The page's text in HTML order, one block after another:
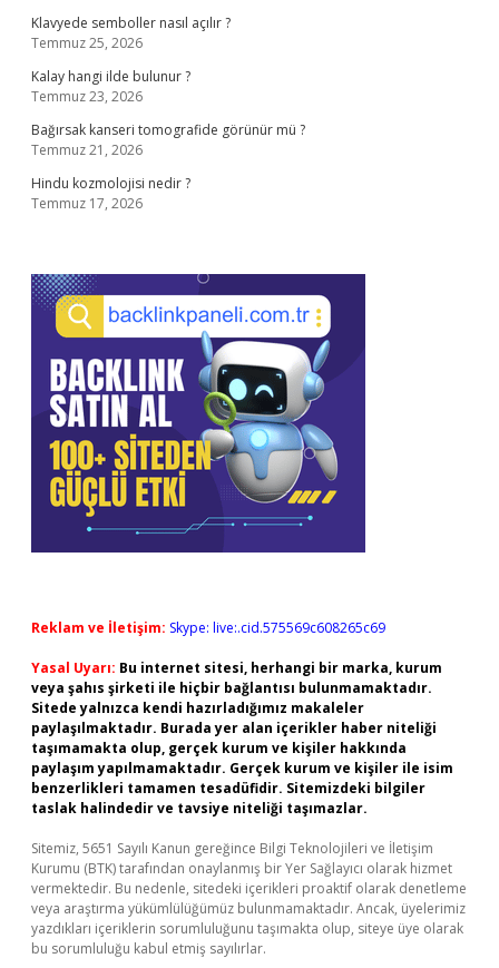
Klavyede semboller nasıl açılır ?
Temmuz 25, 2026
Kalay hangi ilde bulunur ?
Temmuz 23, 2026
Bağırsak kanseri tomografide görünür mü ?
Temmuz 21, 2026
Hindu kozmolojisi nedir ?
Temmuz 17, 2026
Reklam ve İletişim: Skype: live:.cid.575569c608265c69
Yasal Uyarı: Bu internet sitesi, herhangi bir marka, kurum
veya şahıs şirketi ile hiçbir bağlantısı bulunmamaktadır.
Sitede yalnızca kendi hazırladığımız makaleler
paylaşılmaktadır. Burada yer alan içerikler haber niteliği
taşımamakta olup, gerçek kurum ve kişiler hakkında
paylaşım yapılmamaktadır. Gerçek kurum ve kişiler ile isim
benzerlikleri tamamen tesadüfidir. Sitemizdeki bilgiler
taslak halindedir ve tavsiye niteliği taşımazlar.
Sitemiz, 5651 Sayılı Kanun gereğince Bilgi Teknolojileri ve İletişim
Kurumu (BTK) tarafından onaylanmış bir Yer Sağlayıcı olarak hizmet
vermektedir. Bu nedenle, sitedeki içerikleri proaktif olarak denetleme
veya araştırma yükümlülüğümüz bulunmamaktadır. Ancak, üyelerimiz
yazdıkları içeriklerin sorumluluğunu taşımakta olup, siteye üye olarak
bu sorumluluğu kabul etmiş sayılırlar.